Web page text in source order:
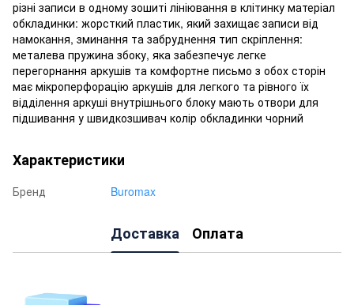
різні записи в одному зошиті лініювання в клітинку матеріал
обкладинки: жорсткий пластик, який захищає записи від
намокання, зминання та забруднення тип скріплення:
металева пружина збоку, яка забезпечує легке
перегорнання аркушів та комфортне письмо з обох сторін
має мікроперфорацію аркушів для легкого та рівного їх
відділення аркуші внутрішнього блоку мають отвори для
підшивання у швидкозшивач колір обкладинки чорний
Характеристики
Бренд Buromax
Доставка Оплата